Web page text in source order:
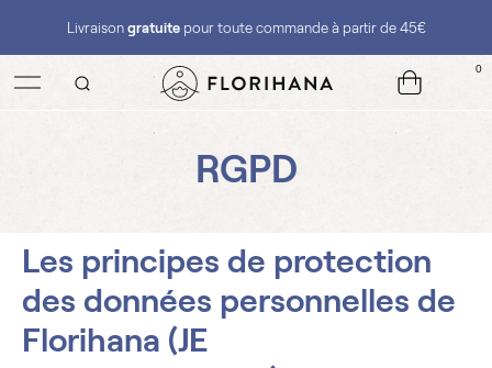
RGPD
Les principes de protection
des données personnelles de
Florihana (JE
Livraison gratuitepour toute commande à partir de 45€
0